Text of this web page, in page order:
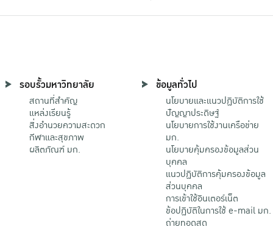
รอบรั้วมหาวิทยาลัย
สถานที่สำคัญ
แหล่งเรียนรู้
สิ่งอำนวยความสะดวก
กีฬาและสุขภาพ
ผลิตภัณฑ์ มก.
ข้อมูลทั่วไป
นโยบายและแนวปฏิบัติการใช้
ปัญญาประดิษฐ์
นโยบายการใช้งานเครือข่าย
มก.
นโยบายคุ้มครองข้อมูลส่วน
บุคคล
แนวปฏิบัติการคุ้มครองข้อมูล
ส่วนบุคคล
การเข้าใช้อินเตอร์เน็ต
ข้อปฏิบัติในการใช้ e-mail มก.
ถ่ายทอดสด